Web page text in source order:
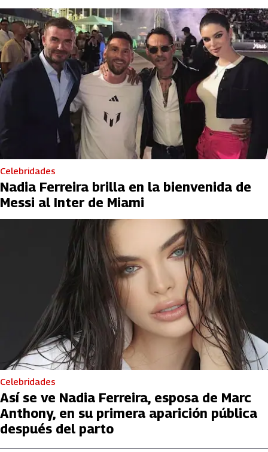
Celebridades
Nadia Ferreira brilla en la bienvenida de
Messi al Inter de Miami
Celebridades
Así se ve Nadia Ferreira, esposa de Marc
Anthony, en su primera aparición pública
después del parto